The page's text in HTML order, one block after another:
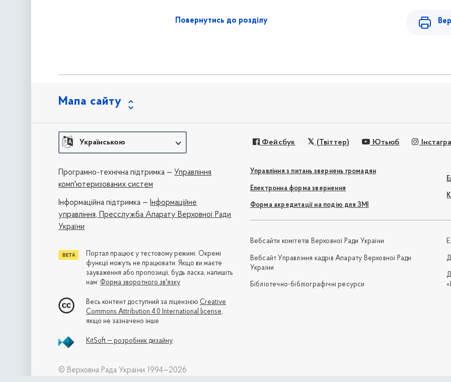
Повернутись до розділу
Мапа сайту
Українською Фейсбук (Твіттер) Ютьюб
Управління з питань звернень громадян
Електронна форма звернення
Форма акредитації на подію для ЗМІ
Вебсайти комітетів Верховної Ради України
Вебсайт Управління кадрів Апарату Верховної Ради
України
Бібліотечно-бібліографічні ресурси
Програмно-технічна підтримка — Управління
комп'ютеризованих систем
Iнформаційна підтримка —Інформаційне
управління, Пресслужба Апарату Верховної Ради
України
Портал працює у тестовому режимі. Окремі
функції можуть не працювати. Якщо ви маєте
зауваження або пропозиції, будь ласка, напишіть
нам: Форма зворотного зв'язку
Весь контент доступний за ліцензією Creative
Commons Attribution 4.0 International license,
якщо не зазначено інше
KitSoft — розробник дизайну
© Верховна Рада України 1994—2026